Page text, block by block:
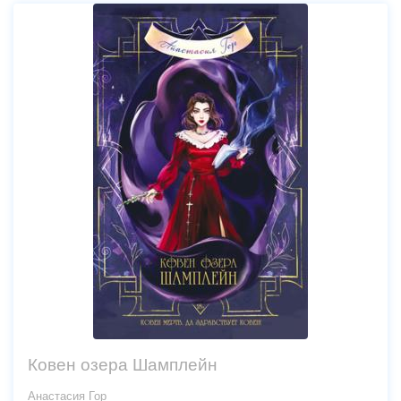
Ковен озера Шамплейн
Анастасия Гор